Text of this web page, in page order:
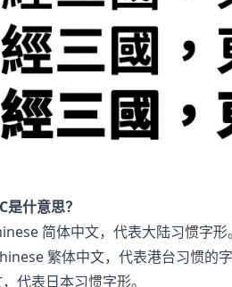
是什意思？
简体中文，代表大陆习惯字形。
繁体中文，代表港台习惯的字
代表日本习惯字形。